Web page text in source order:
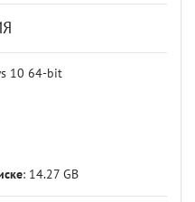
10 64-bit
: 14.27 GB